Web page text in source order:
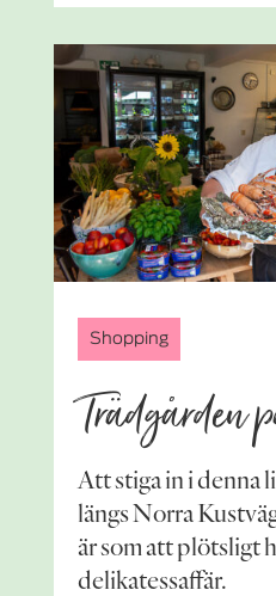
Shopping
Trädgården
Att stiga in i denna
längs Norra
är som att plötsligt
delikatessaffär.